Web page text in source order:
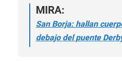
MIRA:
San Borja: hallan
debajo del puente